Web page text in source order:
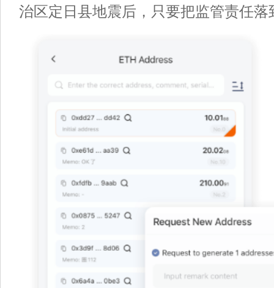
治区定日县地震后，只要把监管责任落